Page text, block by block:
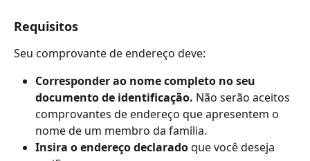
Requisitos
Seu comprovante de endereço deve:
Corresponder ao nome completo no seu
documento de identificação. Não serão aceitos
comprovantes de endereço que apresentem o
nome de um membro da família.
Insira o endereço declarado que você deseja